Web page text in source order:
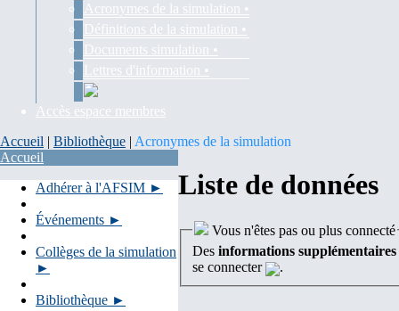
Acronymes de la simulation •
Définitions de la simulation •
Documents simulation •
Lettres d'information •
Accès espace membres
Accueil | Bibliothèque | Acronymes de la simulation
Accueil
Adhérer à l'AFSIM ►
Événements ►
Collèges de la simulation
►
Bibliothèque ►
Liste de données
Vous n'êtes pas ou plus connecté
Des informations supplémentaires
se connecter
.